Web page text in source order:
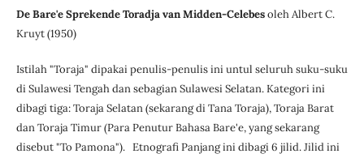
De Bare'e Sprekende Toradja van Midden-Celebesoleh Albert C.
Kruyt (1950)
Istilah "Toraja" dipakai penulis-penulis ini untul seluruh suku-suku
di Sulawesi Tengah dan sebagian Sulawesi Selatan. Kategori ini
dibagi tiga: Toraja Selatan (sekarang di Tana Toraja), Toraja Barat
dan Toraja Timur (Para Penutur Bahasa Bare'e, yang sekarang
disebut "To Pamona"). Etnografi Panjang ini dibagi 6 jilid. Jilid ini